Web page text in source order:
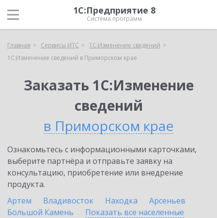
1С:Предприятие 8
Система программ
Главная Сервисы ИТС
1С:Изменение сведений
1С:Изменение сведений в Приморском крае
Заказать 1С:Изменение
сведений
в Приморском крае
Ознакомьтесь с информационными карточками,
выберите партнёра и отправьте заявку на
консультацию, приобретение или внедрение
продукта.
Артем
Владивосток Находка
Арсеньев
Большой Камень
Показать все населенные